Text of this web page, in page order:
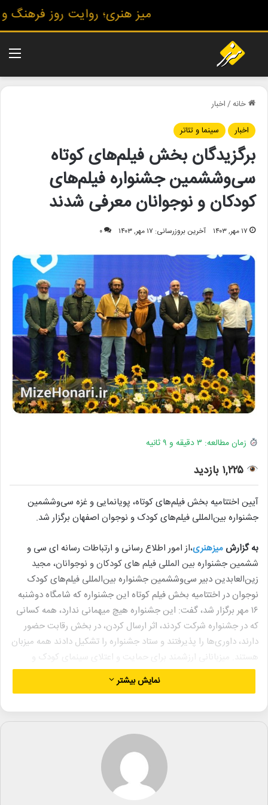
میز هنری؛ روایت روز فرهنگ و
خانه/اخبار
اخبار
سینما و تئاتر
برگزیدگان بخش فیلم‌های کوتاه
سی‌وششمین جشنواره فیلم‌های
کودکان و نوجوانان معرفی شدند
۱۷ مهر, ۱۴۰۳ آخرین بروزرسانی: ۱۷ مهر, ۱۴۰۳ ۰
زمان مطالعه: ۳ دقیقه و ۹ ثانیه
۱,۲۲۵ بازدید
آیین اختتامیه بخش فیلم‌های کوتاه، پویانمایی و غزه سی‌وششمین
جشنواره بین‌المللی فیلم‌های کودک و نوجوان اصفهان برگزار شد.
به گزارش میزهنری،از امور اطلاع رسانی و ارتباطات رسانه ای سی و
ششمین جشنواره بین المللی فیلم های کودکان و نوجوانان، مجید
زین‌العابدین دبیر سی‌وششمین جشنواره بین‌المللی فیلم‌های کودک
نوجوان در اختتامیه بخش فیلم کوتاه این جشنواره که شامگاه دوشنبه
۱۶ مهر برگزار شد، گفت: این جشنواره هیچ میهمانی ندارد، همه کسانی
که در جشنواره شرکت کردند، اثر ارسال کردن، در بخش رقابت حضور
دارند، داوری‌ها را پذیرفتند و ستاد جشنواره را تشکیل دادند همه میزبان
هستند. میزبانانی ارزشمند برای حمایت و اعتلای سینمای کودک و
نوجوان هستید.
نمایش بیشتر